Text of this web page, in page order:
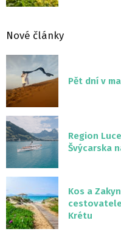
Nové články
Pět dní v
Region
Švýcarska
Kos a
Krétu